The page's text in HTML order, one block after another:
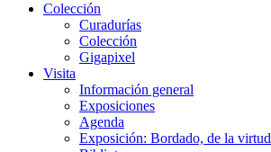
Colección
Curadurías
Colección
Gigapixel
Visita
Información general
Exposiciones
Agenda
Exposición: Bordado, de la virtud